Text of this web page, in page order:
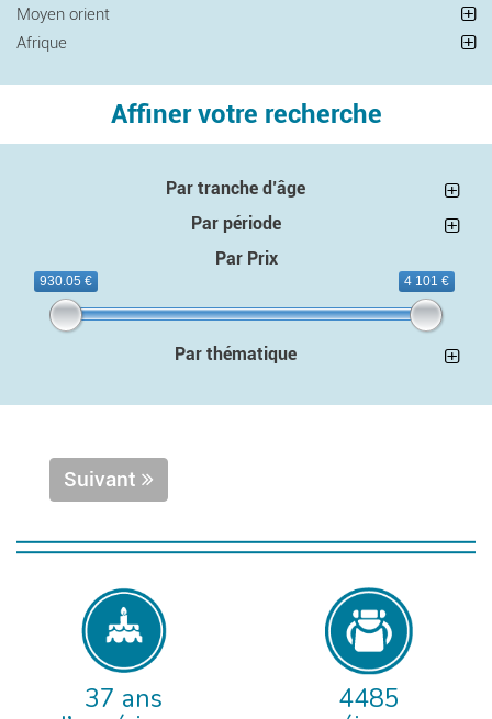
Moyen orient
Afrique
Affiner votre recherche
Par tranche d’âge
Par période
Par Prix
930.05 € 4 101 €
Par thématique
Suivant
37 ans
4485